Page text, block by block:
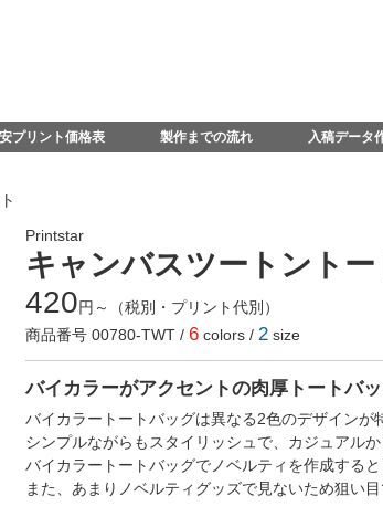
プリント価格表 製作までの流れ 入稿データ
Printstar
キャンバスツートントー
420円～（税別・プリント代別）
商品番号 00780-TWT / 6colors / 2size
バイカラーがアクセントの肉厚トートバ
バイカラートートバッグは異なる2色のデザインが
シンプルながらもスタイリッシュで、カジュアル
バイカラートートバッグでノベルティを作成する
また、あまりノベルティグッズで見ないため狙い目